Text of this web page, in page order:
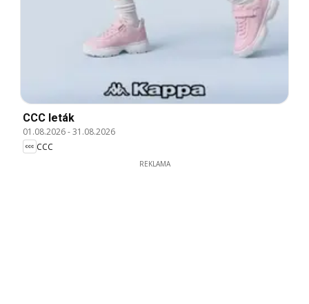
CCC leták
01.08.2026-31.08.2026
CCC
REKLAMA